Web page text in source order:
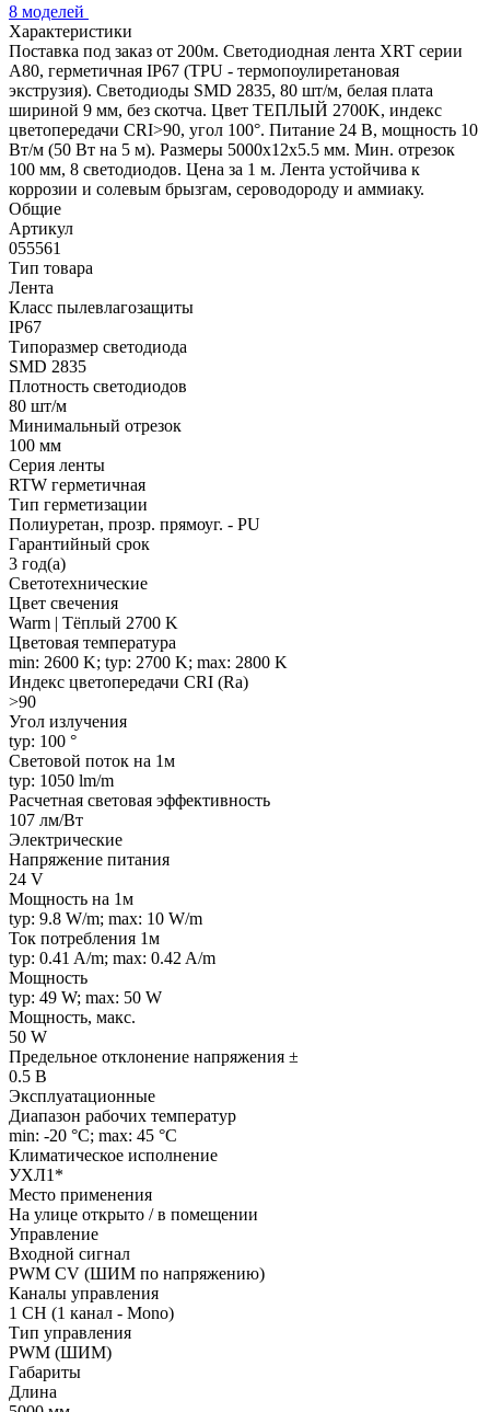
8 моделей
Характеристики
Поставка под заказ от 200м. Светодиодная лента XRT серии
A80, герметичная IP67 (TPU - термопоулиретановая
экструзия). Светодиоды SMD 2835, 80 шт/м, белая плата
шириной 9 мм, без скотча. Цвет ТЕПЛЫЙ 2700K, индекс
цветопередачи CRI>90, угол 100°. Питание 24 В, мощность 10
Вт/м (50 Вт на 5 м). Размеры 5000x12x5.5 мм. Мин. отрезок
100 мм, 8 светодиодов. Цена за 1 м. Лента устойчива к
коррозии и солевым брызгам, сероводороду и аммиаку.
Общие
Артикул
055561
Тип товара
Лента
Класс пылевлагозащиты
IP67
Типоразмер светодиода
SMD 2835
Плотность светодиодов
80 шт/м
Минимальный отрезок
100 мм
Серия ленты
RTW герметичная
Тип герметизации
Полиуретан, прозр. прямоуг. - PU
Гарантийный срок
3 год(а)
Светотехнические
Цвет свечения
Warm | Тёплый 2700 K
Цветовая температура
min: 2600 K; typ: 2700 K; max: 2800 K
Индекс цветопередачи CRI (Ra)
>90
Угол излучения
typ: 100 °
Световой поток на 1м
typ: 1050 lm/m
Расчетная световая эффективность
107 лм/Вт
Электрические
Напряжение питания
24 V
Мощность на 1м
typ: 9.8 W/m; max: 10 W/m
Ток потребления 1м
typ: 0.41 A/m; max: 0.42 A/m
Мощность
typ: 49 W; max: 50 W
Мощность, макс.
50 W
Предельное отклонение напряжения ±
0.5 В
Эксплуатационные
Диапазон рабочих температур
min: -20 °C; max: 45 °C
Климатическое исполнение
УХЛ1*
Место применения
На улице открыто / в помещении
Управление
Входной сигнал
PWM СV (ШИМ по напряжению)
Каналы управления
1 CH (1 канал - Mono)
Тип управления
PWM (ШИМ)
Габариты
Длина